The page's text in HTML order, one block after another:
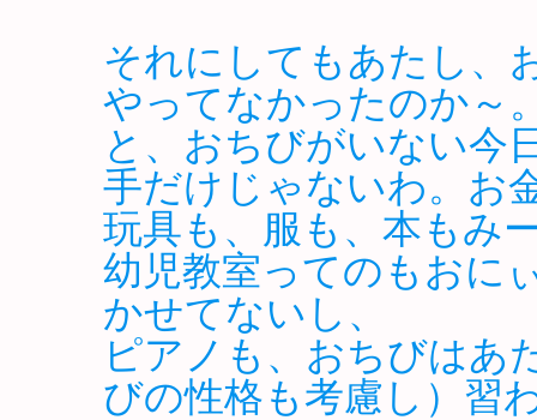
それにしてもあたし、
やってなかったのか～
と、おちびがいない今
手だけじゃないわ。お
玩具も、服も、本もみ
幼児教室ってのもおに
かせてないし、
ピアノも、おちびはあ
びの性格も考慮し）習